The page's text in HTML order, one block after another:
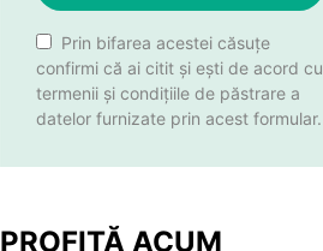
Prin bifarea acestei căsuțe
confirmi că ai citit și ești de acord cu
termenii și condițiile de păstrare a
datelor furnizate prin acest formular.
PROFITĂ ACUM